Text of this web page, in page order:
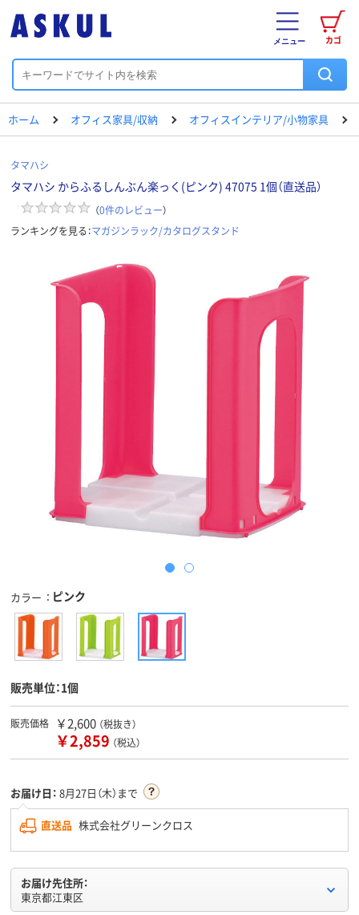
カゴ
メニュー
ホーム オフィス家具/収納 オフィスインテリア/小物家具
タマハシ
タマハシ からふるしんぶん楽っく(ピンク) 47075 1個（直送品）
（0件のレビュー）
ランキングを見る：マガジンラック/カタログスタンド
カラー ピンク
販売単位：1個
販売価格 ￥2,600 （税抜き）
￥2,859 （税込）
お届け日： 8月27日（木）まで
直送品 株式会社グリーンクロス
お届け先住所：
東京都江東区